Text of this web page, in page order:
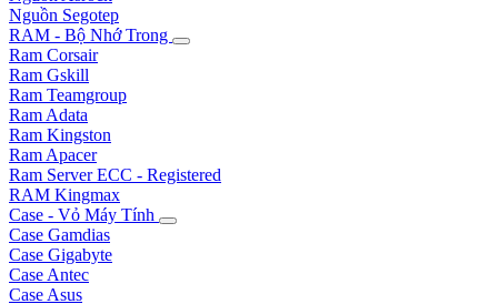
Nguồn Segotep
RAM - Bộ Nhớ Trong
Ram Corsair
Ram Gskill
Ram Teamgroup
Ram Adata
Ram Kingston
Ram Apacer
Ram Server ECC - Registered
RAM Kingmax
Case - Vỏ Máy Tính
Case Gamdias
Case Gigabyte
Case Antec
Case Asus